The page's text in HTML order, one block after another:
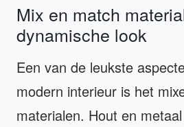
Mix en match
dynamische look
Een van de leukste
modern interieur is het
materialen. Hout en